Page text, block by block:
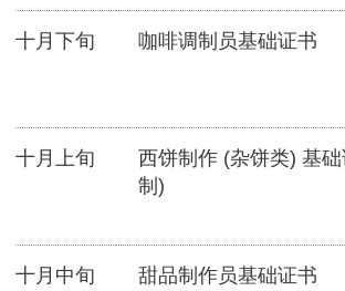
十月下旬 咖啡调制员基础证书
十月上旬
西饼制作 (杂饼类) 基
制)
十月中旬 甜品制作员基础证书